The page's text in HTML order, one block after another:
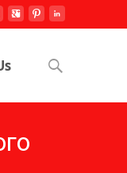
Search